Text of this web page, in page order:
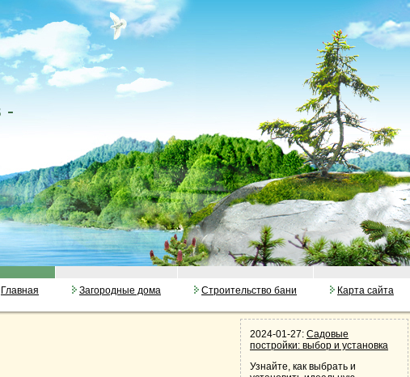
-
Главная Загородные дома Строительство бани Карта сайта
2024-01-27: Садовые
постройки: выбор и установка
Узнайте, как выбрать и